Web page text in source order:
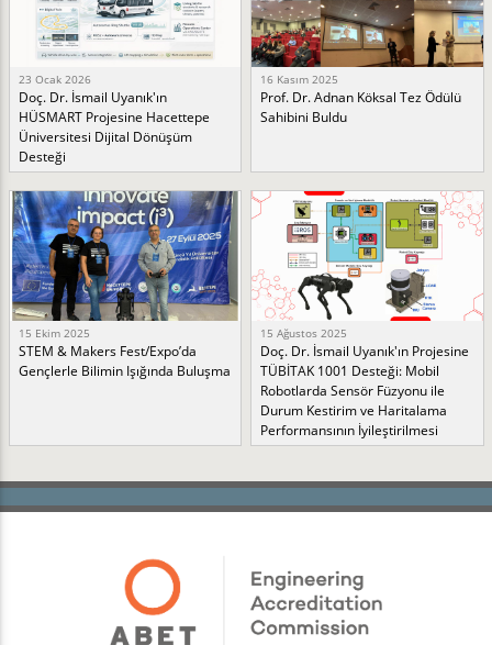
23 Ocak 2026
Doç. Dr. İsmail Uyanık'ın
HÜSMART Projesine Hacettepe
Üniversitesi Dijital Dönüşüm
Desteği
16 Kasım 2025
Prof. Dr. Adnan Köksal Tez Ödülü
Sahibini Buldu
15 Ekim 2025
STEM & Makers Fest/Expo’da
Gençlerle Bilimin Işığında Buluşma
15 Ağustos 2025
Doç. Dr. İsmail Uyanık'ın Projesine
TÜBİTAK 1001 Desteği: Mobil
Robotlarda Sensör Füzyonu ile
Durum Kestirim ve Haritalama
Performansının İyileştirilmesi